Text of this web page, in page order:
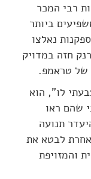
את טבלאות רבי המכר
ביותר
נאלצו
שפרנק חזה במדויק
של טראמפ.
לו", הוא
שהם ראו
תנועה
אחרת לבטא את
והמזויפת